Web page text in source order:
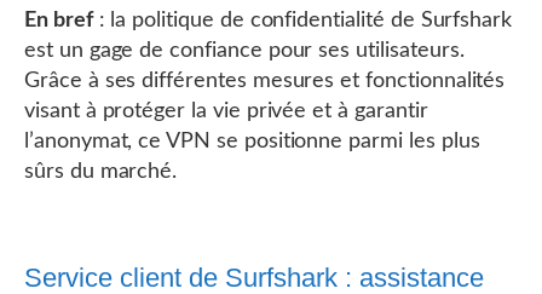
En bref: la politique de confidentialité de Surfshark
est un gage de confiance pour ses utilisateurs.
Grâce à ses différentes mesures et fonctionnalités
visant à protéger la vie privée et à garantir
l’anonymat, ce VPN se positionne parmi les plus
sûrs du marché.
Service client de Surfshark : assistance